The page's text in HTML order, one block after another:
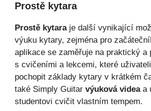
Prostě kytara
Prostě kytaraje další vynikající
výuku kytary, zejména pro
aplikace se zaměřuje na praktický a
s cvičeními a lekcemi, které
pochopit základy kytary v krátkém
také Simply Guitar výuková videaa
studentovi cvičit vlastním tempem.